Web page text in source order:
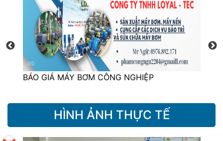
MÁY BƠM CÔNG NGHIỆP LÀ GÌ?
HÌNH ẢNH THỰC TẾ